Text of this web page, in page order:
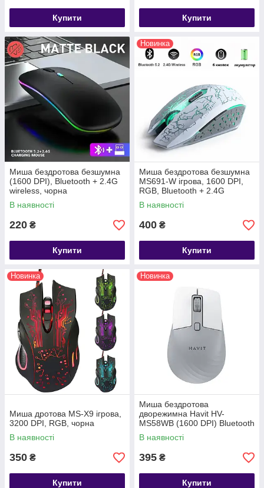
Купити Купити
Миша бездротова безшумна
(1600 DPI), Bluetooth + 2.4G
wireless, чорна
В наявності
220 ₴
Купити
Новинка
Миша бездротова безшумна
MS691-W ігрова, 1600 DPI,
RGB, Bluetooth + 2.4G
wireless, біла
В наявності
400 ₴
Купити
Новинка
Миша дротова MS-X9 ігрова,
3200 DPI, RGB, чорна
В наявності
350 ₴
Купити
Новинка
Миша бездротова
дворежимна Havit HV-
MS58WB (1600 DPI) Bluetooth
+ 2.4G wireless сіро-біла
В наявності
395 ₴
Купити